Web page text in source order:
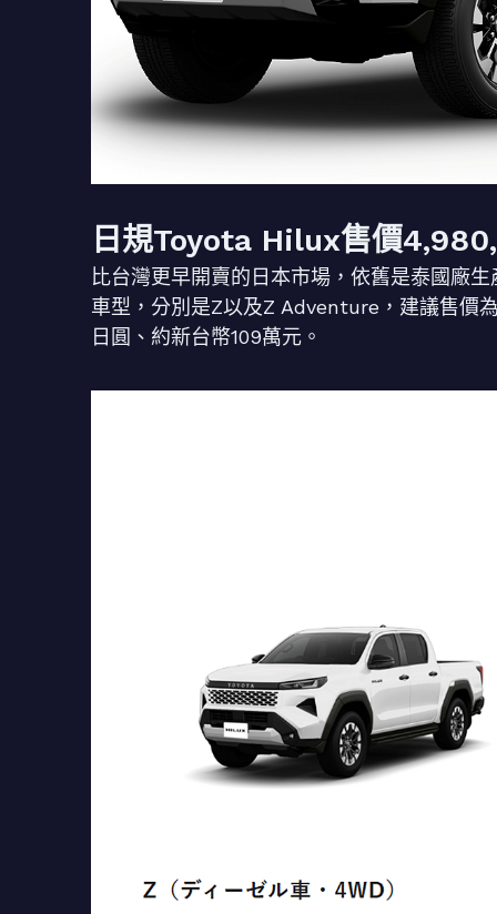
日規Toyota Hilux售價
比台灣更早開賣的日本市場，依舊是泰國廠
車型，分別是Z以及Z Adventure，建議售價
日圓、約新台幣109萬元。